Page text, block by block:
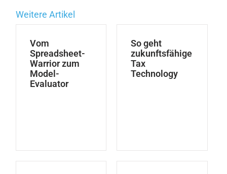
Weitere Artikel
Vom
Spreadsheet-
Warrior zum
Model-
Evaluator
So geht
zukunftsfähige
Tax
Technology